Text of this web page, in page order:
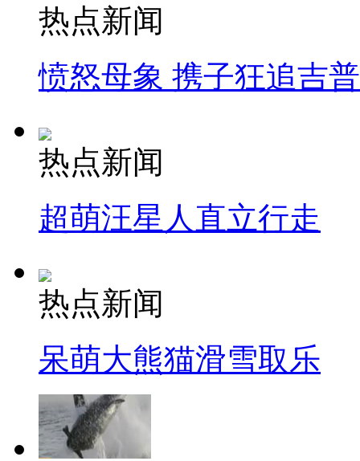
热点新闻
愤怒母象 携子狂追吉
热点新闻
超萌汪星人直立行走
热点新闻
呆萌大熊猫滑雪取乐